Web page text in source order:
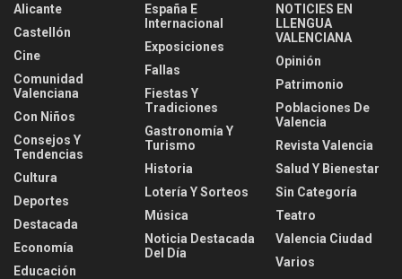
Alicante
Castellón
Cine
Comunidad
Valenciana
Con Niños
Consejos Y
Tendencias
Cultura
Deportes
Destacada
Economía
Educación
España E
Internacional
Exposiciones
Fallas
Fiestas Y
Tradiciones
Gastronomía Y
Turismo
Historia
Lotería Y Sorteos
Música
Noticia Destacada
Del Día
NOTICIES EN
LLENGUA
VALENCIANA
Opinión
Patrimonio
Poblaciones De
Valencia
Revista Valencia
Salud Y Bienestar
Sin Categoría
Teatro
Valencia Ciudad
Varios